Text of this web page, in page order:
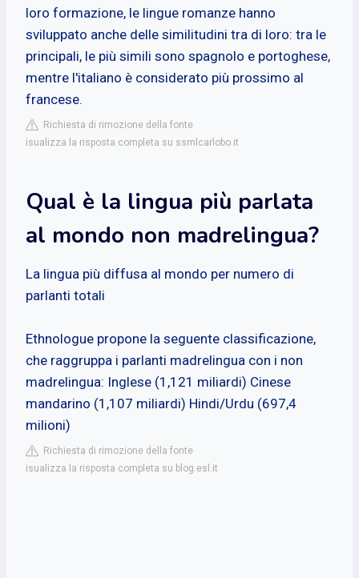
loro formazione, le lingue romanze hanno
sviluppato anche delle similitudini tra di loro: tra le
principali, le più simili sono spagnolo e portoghese,
mentre l'italiano è considerato più prossimo al
francese.
Richiesta di rimozione della fonte
isualizza la risposta completa su ssmlcarlobo.it
Qual è la lingua più parlata
al mondo non madrelingua?
La lingua più diffusa al mondo per numero di
parlanti totali
Ethnologue propone la seguente classificazione,
che raggruppa i parlanti madrelingua con i non
madrelingua: Inglese (1,121 miliardi) Cinese
mandarino (1,107 miliardi) Hindi/Urdu (697,4
milioni)
Richiesta di rimozione della fonte
isualizza la risposta completa su blog.esl.it